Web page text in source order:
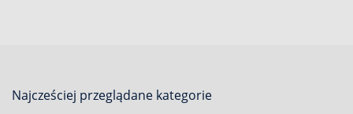
Najcześciej przeglądane kategorie